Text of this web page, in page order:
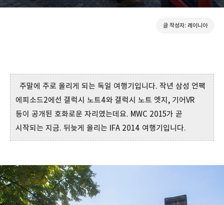
글 작성자: 레이니아
주말에 주로 올리게 되는 독일 여행기입니다. 작년 삼성 언팩
에피소드2에선 갤럭시 노트4와 갤럭시 노트 엣지, 기어VR
등이 공개된 호화로운 자리였는데요. MWC 2015가 곧
시작되는 지금. 뒤늦게 올리는 IFA 2014 여행기입니다.